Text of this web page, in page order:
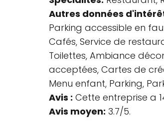
Autres données
Parking accessible en
Cafés, Service de
Toilettes, Ambiance
acceptées, Cartes de
Menu enfant, Parking,
Avis : Cette entreprise a
Avis moyen: 3.7/5.